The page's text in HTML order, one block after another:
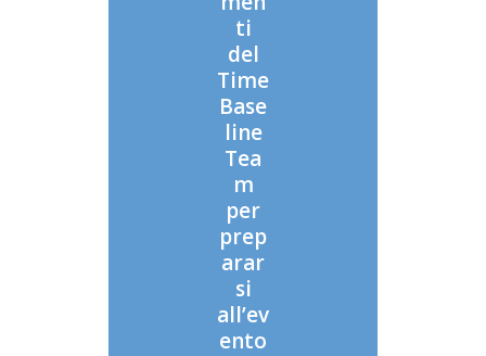
ti
del
Time
Base
line
Tea
m
per
prep
arar
si
all’ev
ento